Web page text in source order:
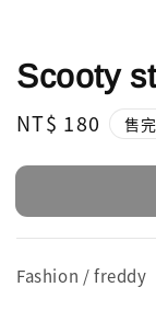
Scooty
Regular
NT$ 180 售完
Fashion / freddy